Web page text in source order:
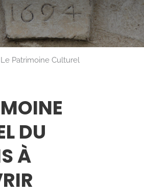
Le Patrimoine Culturel
DU
À